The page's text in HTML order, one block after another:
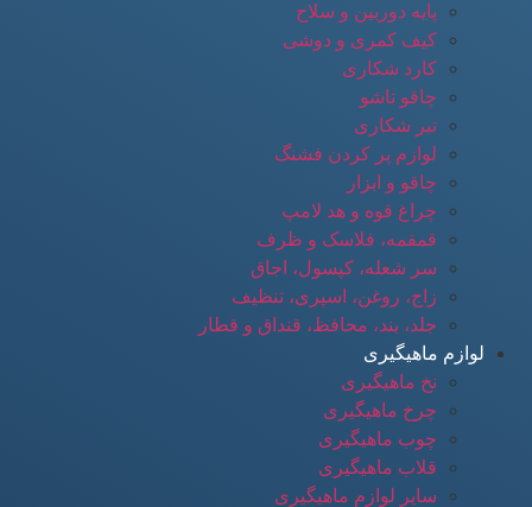
پایه دوربین و سلاح
کیف کمری و دوشی
کارد شکاری
چاقو تاشو
تبر شکاری
لوازم پر کردن فشنگ
چاقو و ابزار
چراغ قوه و هد لامپ
قمقمه، فلاسک و ظرف
سر شعله، کپسول، اجاق
زاج، روغن، اسپری، تنظیف
جلد، بند، محافظ، قنداق و قطار
لوازم ماهیگیری
نخ ماهیگیری
چرخ ماهیگیری
چوب ماهیگیری
قلاب ماهیگیری
سایر لوازم ماهیگیری